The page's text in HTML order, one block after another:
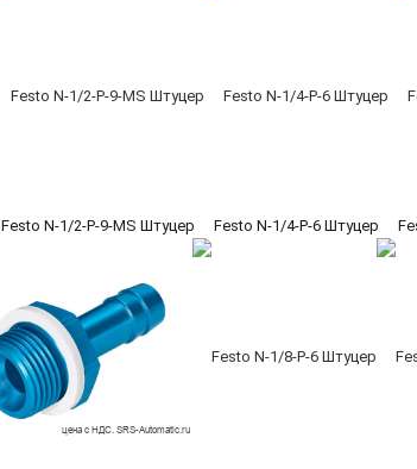
Festo N-1/2-P-9-MS Штуцер Festo N-1/4-P-6 Штуцер